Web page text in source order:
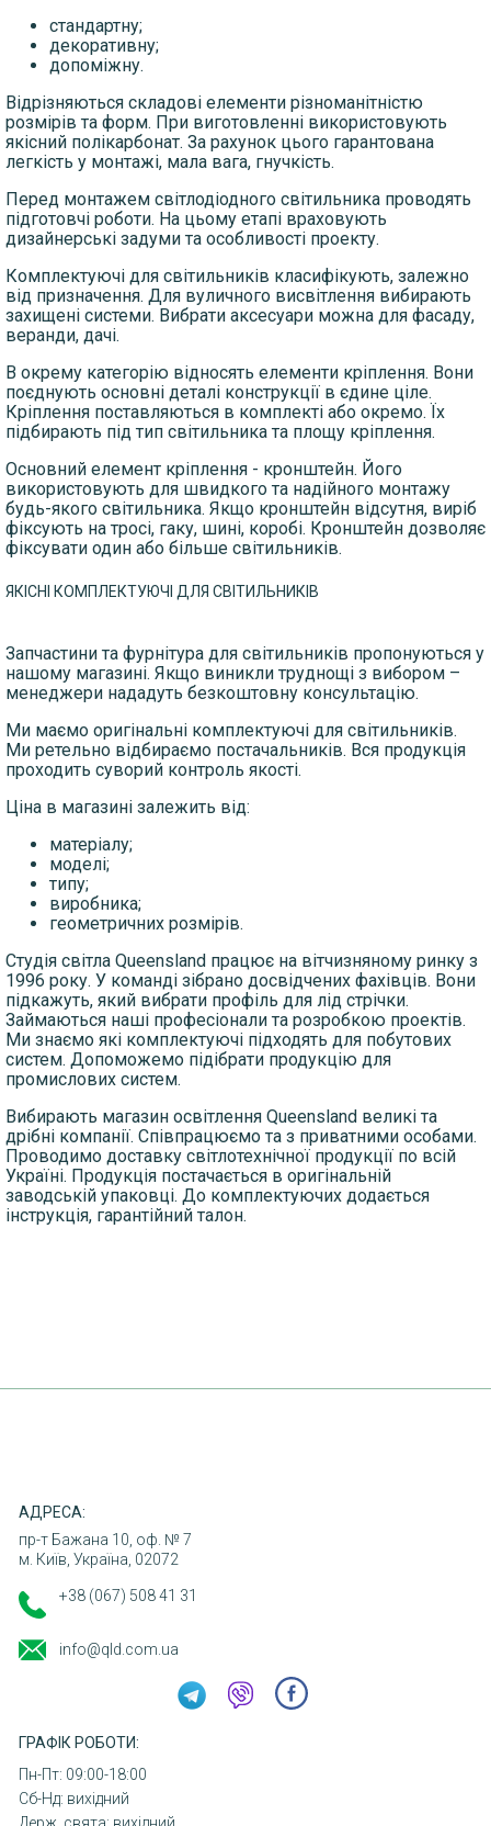
стандартну;
декоративну;
допоміжну.
Відрізняються складові елементи різноманітністю
розмірів та форм. При виготовленні використовують
якісний полікарбонат. За рахунок цього гарантована
легкість у монтажі, мала вага, гнучкість.
Перед монтажем світлодіодного світильника проводять
підготовчі роботи. На цьому етапі враховують
дизайнерські задуми та особливості проекту.
Комплектуючі для світильників класифікують, залежно
від призначення. Для вуличного висвітлення вибирають
захищені системи. Вибрати аксесуари можна для фасаду,
веранди, дачі.
В окрему категорію відносять елементи кріплення. Вони
поєднують основні деталі конструкції в єдине ціле.
Кріплення поставляються в комплекті або окремо. Їх
підбирають під тип світильника та площу кріплення.
Основний елемент кріплення - кронштейн. Його
використовують для швидкого та надійного монтажу
будь-якого світильника. Якщо кронштейн відсутня, виріб
фіксують на тросі, гаку, шині, коробі. Кронштейн дозволяє
фіксувати один або більше світильників.
ЯКІСНІ КОМПЛЕКТУЮЧІ ДЛЯ СВІТИЛЬНИКІВ
Запчастини та фурнітура для світильників пропонуються у
нашому магазині. Якщо виникли труднощі з вибором –
менеджери нададуть безкоштовну консультацію.
Ми маємо оригінальні комплектуючі для світильників.
Ми ретельно відбираємо постачальників. Вся продукція
проходить суворий контроль якості.
Ціна в магазині залежить від:
матеріалу;
моделі;
типу;
виробника;
геометричних розмірів.
Студія світла Queensland працює на вітчизняному ринку з
1996 року. У команді зібрано досвідчених фахівців. Вони
підкажуть, який вибрати профіль для лід стрічки.
Займаються наші професіонали та розробкою проектів.
Ми знаємо які комплектуючі підходять для побутових
систем. Допоможемо підібрати продукцію для
промислових систем.
Вибирають магазин освітлення Queensland великі та
дрібні компанії. Співпрацюємо та з приватними особами.
Проводимо доставку світлотехнічної продукції по всій
Україні. Продукція постачається в оригінальній
заводській упаковці. До комплектуючих додається
інструкція, гарантійний талон.
АДРЕСА:
пр-т Бажана 10, оф. № 7
м. Київ, Україна, 02072
ГРАФІК РОБОТИ:
Пн-Пт: 09:00-18:00
Сб-Нд: вихідний
+38 (067) 508 41 31
info@qld.com.ua